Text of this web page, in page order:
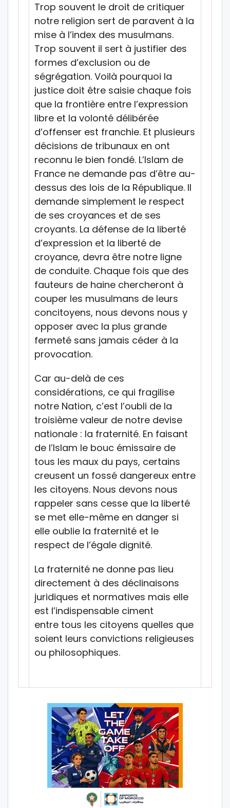
Trop souvent le droit de critiquer
notre religion sert de paravent à la
mise à l’index des musulmans.
Trop souvent il sert à justifier des
formes d’exclusion ou de
ségrégation. Voilà pourquoi la
justice doit être saisie chaque fois
que la frontière entre l’expression
libre et la volonté délibérée
d’offenser est franchie. Et plusieurs
décisions de tribunaux en ont
reconnu le bien fondé. L’Islam de
France ne demande pas d’être au-
dessus des lois de la République. Il
demande simplement le respect
de ses croyances et de ses
croyants. La défense de la liberté
d’expression et la liberté de
croyance, devra être notre ligne
de conduite. Chaque fois que des
fauteurs de haine chercheront à
couper les musulmans de leurs
concitoyens, nous devons nous y
opposer avec la plus grande
fermeté sans jamais céder à la
provocation.
Car au-delà de ces
considérations, ce qui fragilise
notre Nation, c’est l’oubli de la
troisième valeur de notre devise
nationale : la fraternité. En faisant
de l’Islam le bouc émissaire de
tous les maux du pays, certains
creusent un fossé dangereux entre
les citoyens. Nous devons nous
rappeler sans cesse que la liberté
se met elle-même en danger si
elle oublie la fraternité et le
respect de l’égale dignité.
La fraternité ne donne pas lieu
directement à des déclinaisons
juridiques et normatives mais elle
est l’indispensable ciment
entre tous les citoyens quelles que
soient leurs convictions religieuses
ou philosophiques.